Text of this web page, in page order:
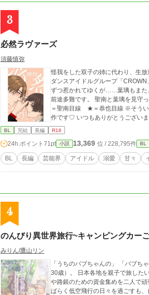
3
必然ラヴァーズ
須藤慎弥
怪我をした双子の姉に代わり、生
ダンスアイドルグループ「
ずつ惹かれてゆくが……葉璃もまた、アイドルデ
前途多難です。 聖南と葉璃を見守ってくれる優しくて温かなイケメン達もお楽しみください。 ※♡＝葉璃目線 ❥
＝聖南目線 ★＝恭也目線 ※そういうシーンにはタイトルに「※」 ※表紙について。 眠様（@nemu_chan1110）
作です♡ いつもありがとうございま
BL 完結 長編 R18
24h.ポイント 71pt 小説 13,369 位 / 228,795件 BL
BL 長編 芸能界 アイドル 溺愛 甘々
4
のんびり異世界旅行~キャンピングカー
みりん/鷹山リン
「うちのバブちゃんの」 「バブちゃん」 ＋＋＋＋＋＋＋ 良好な関係の父子家庭で育った染谷理人（
30歳）。 日本各地を親子で旅した
や路銀のための資金集めを二人で
ばらく低空飛行の日々を過ごすも